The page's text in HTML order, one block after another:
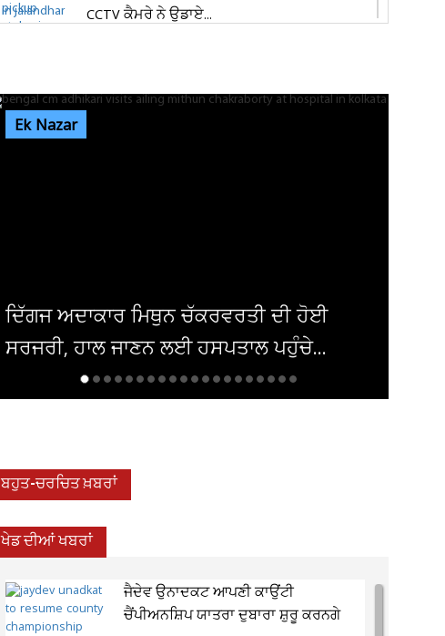
CCTV ਕੈਮਰੇ ਨੇ ਉਡਾਏ...
Ek Nazar
ਦਮਿਸ਼ਕ 'ਚ ਬੰਬ ਧਮਾਕਾ, 14 ਲੋਕ ਜ਼ਖਮੀ
ਬਹੁਤ-ਚਰਚਿਤ ਖ਼ਬਰਾਂ
ਖੇਡ ਦੀਆਂ ਖਬਰਾਂ
ਜੈਦੇਵ ਉਨਾਦਕਟ ਆਪਣੀ ਕਾਉਂਟੀ
ਚੈਂਪੀਅਨਸ਼ਿਪ ਯਾਤਰਾ ਦੁਬਾਰਾ ਸ਼ੁਰੂ ਕਰਨਗੇ